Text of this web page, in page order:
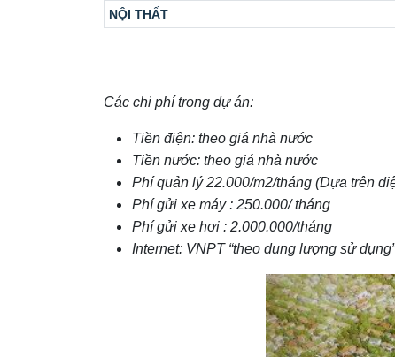
NỘI THẤT
Các chi phí trong dự án:
Tiền điện: theo giá nhà nước
Tiền nước: theo giá nhà nước
Phí quản lý 22.000/m2/tháng (Dựa trên
Phí gửi xe máy : 250.000/ tháng
Phí gửi xe hơi : 2.000.000/tháng
Internet: VNPT “theo dung lượng sử dụng”